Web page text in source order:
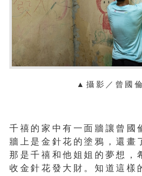
▲攝影／曾國倫
千禧的家中有一面牆讓曾國
牆上是金針花的塗鴉，還畫
那是千禧和他姐姐的夢想，
收金針花發大財。知道這樣